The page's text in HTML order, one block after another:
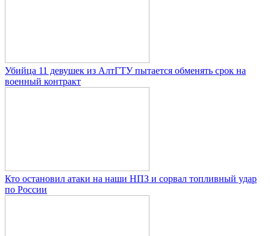
Убийца 11 девушек из АлтГТУ пытается обменять срок на
военный контракт
Кто остановил атаки на наши НПЗ и сорвал топливный удар
по России